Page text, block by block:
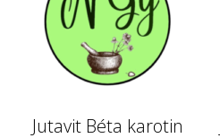
Jutavit Béta karotin